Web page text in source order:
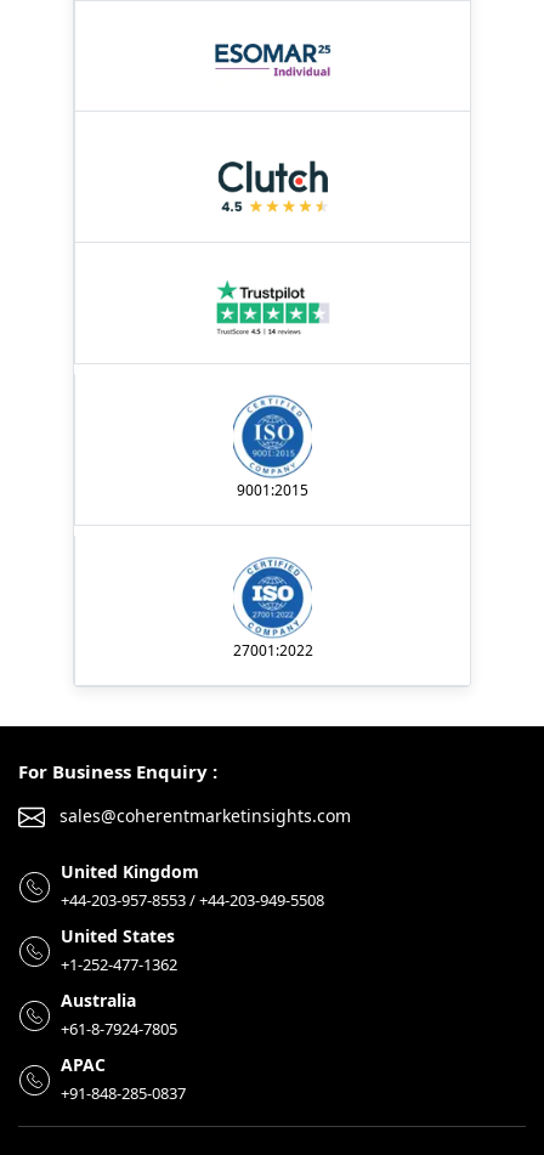
9001:2015
27001:2022
For Business Enquiry :
sales@coherentmarketinsights.com
United Kingdom
+44-203-957-8553 / +44-203-949-5508
United States
+1-252-477-1362
Australia
+61-8-7924-7805
APAC
+91-848-285-0837